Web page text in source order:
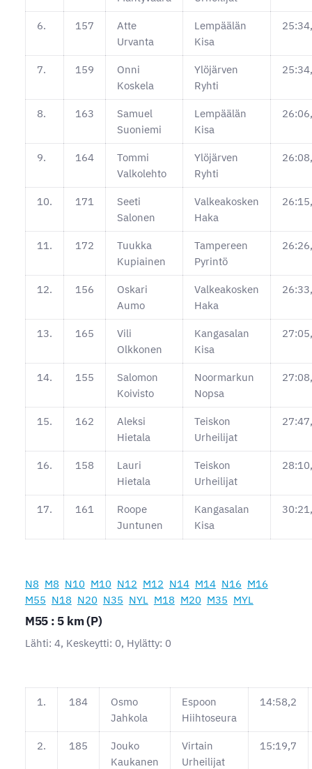
6. 157
Atte
Urvanta
Lempäälän
Kisa
7. 159
Onni
Koskela
Ylöjärven
Ryhti
8. 163
Samuel
Suoniemi
Lempäälän
Kisa
9. 164
Tommi
Valkolehto
Ylöjärven
Ryhti
10. 171
Seeti
Salonen
Valkeakosken
Haka
11. 172
Tuukka
Kupiainen
Tampereen
Pyrintö
12. 156
Oskari
Aumo
Valkeakosken
Haka
13. 165
Vili
Olkkonen
Kangasalan
Kisa
14. 155
Salomon
Koivisto
Noormarkun
Nopsa
15. 162
Aleksi
Hietala
Teiskon
Urheilijat
16. 158
Lauri
Hietala
Teiskon
Urheilijat
17. 161
Roope
Juntunen
Kangasalan
Kisa
N8 M8 N10 M10 N12 M12 N14 M14 N16 M16
M55 N18 N20 N35 NYL M18 M20 M35 MYL
M55 : 5 km (P)
Lähti: 4, Keskeytti: 0, Hylätty: 0
1. 184
Osmo
Jahkola
Espoon
Hiihtoseura
14:58,2
2. 185
Jouko
Kaukanen
Virtain
Urheilijat
15:19,7